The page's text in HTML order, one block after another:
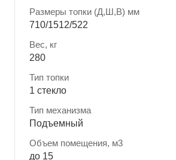
Размеры топки (Д,Ш,В) мм
710/1512/522
Вес, кг
280
Тип топки
1 стекло
Тип механизма
Подъемный
Объем помещения, м3
до 15